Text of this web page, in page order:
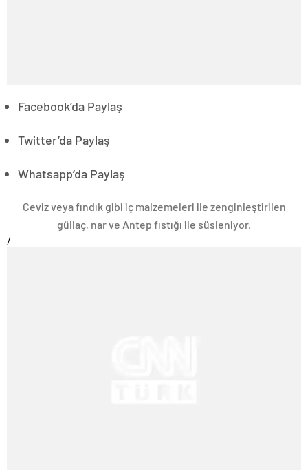
Facebook’da Paylaş
Twitter’da Paylaş
Whatsapp’da Paylaş
Ceviz veya fındık gibi iç malzemeleri ile zenginleştirilen
güllaç, nar ve Antep fıstığı ile süsleniyor.
/